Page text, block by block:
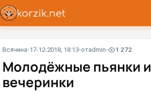
Всячина 17-12-2018, 18:13 отadmin 1 272
Молодёжные пьянки и
вечеринки